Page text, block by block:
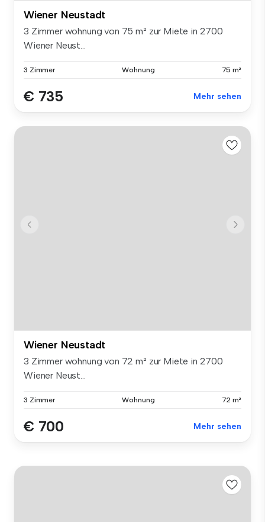
Wiener Neustadt
3 Zimmer wohnung von 75 m² zur Miete in 2700
Wiener Neust...
3 Zimmer Wohnung 75 m²
€ 735 Mehr sehen
Wiener Neustadt
3 Zimmer wohnung von 72 m² zur Miete in 2700
Wiener Neust...
3 Zimmer Wohnung 72 m²
€ 700 Mehr sehen